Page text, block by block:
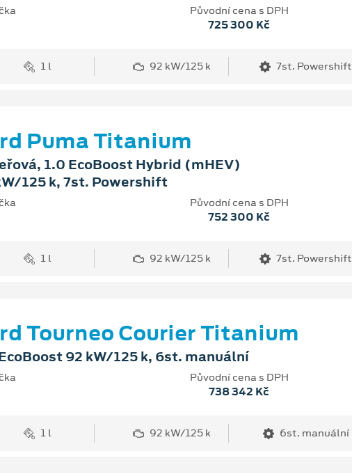
Původní cena s DPH
725 300 Kč
1 l 92 kW/125 k 7st. Powershift
Puma Titanium
1.0 EcoBoost Hybrid (mHEV)
125 k, 7st. Powershift
Původní cena s DPH
752 300 Kč
1 l 92 kW/125 k 7st. Powershift
Tourneo Courier Titanium
92 kW/125 k, 6st. manuální
Původní cena s DPH
738 342 Kč
1 l 92 kW/125 k 6st. manuální